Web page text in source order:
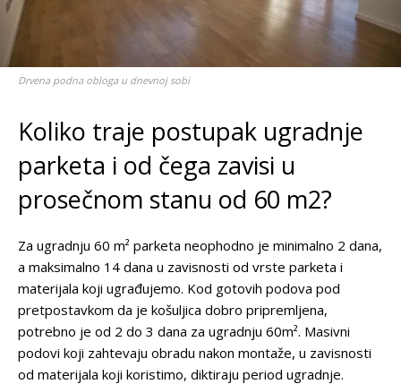
Drvena podna obloga u dnevnoj sobi
Koliko traje postupak ugradnje
parketa i od čega zavisi u
prosečnom stanu od 60 m2?
Za ugradnju 60 m² parketa neophodno je minimalno 2 dana,
a maksimalno 14 dana u zavisnosti od vrste parketa i
materijala koji ugrađujemo. Kod gotovih podova pod
pretpostavkom da je košuljica dobro pripremljena,
potrebno je od 2 do 3 dana za ugradnju 60m². Masivni
podovi koji zahtevaju obradu nakon montaže, u zavisnosti
od materijala koji koristimo, diktiraju period ugradnje.